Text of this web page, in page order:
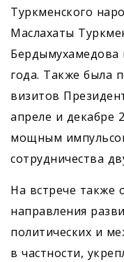
Туркменского
Маслахаты
Бердымухамедова
года. Также была
визитов
апреле и декабре
мощным
сотрудничества
На встрече также
направления
политических и
в частности,